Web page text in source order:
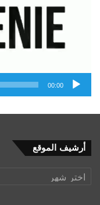
00:00
أرشيف الموقع
أرشيف
الموقع